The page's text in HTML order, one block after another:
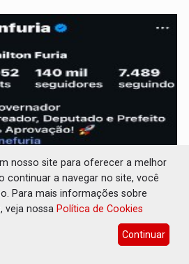
Assessoria denuncia
perfis falsos no
nosso site para oferecer a melhor
continuar a navegar no site, você
Para mais informações sobre
veja nossa Política de Cookies
Continuar